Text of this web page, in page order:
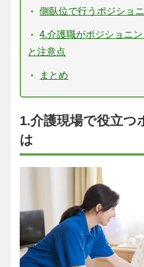
側臥位で行うポジショ
4.介護職がポジショニ
と注意点
まとめ
1.介護現場で役立つ
は